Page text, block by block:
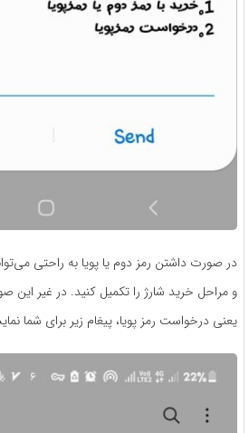
در صورت داشتن رمز دوم یا پویا به‌ راحتی
یعنی درخواست رمز پویا، پیغام زیر برای شما